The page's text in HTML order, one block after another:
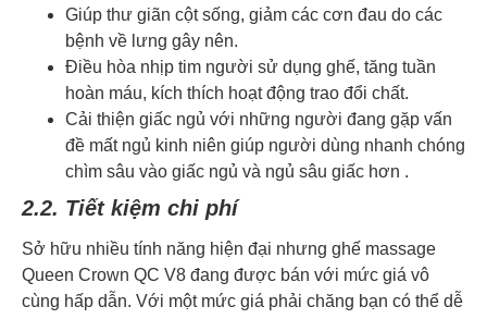
Giúp thư giãn cột sống, giảm các cơn đau do các
bệnh về lưng gây nên.
Điều hòa nhịp tim người sử dụng ghế, tăng tuần
hoàn máu, kích thích hoạt động trao đổi chất.
Cải thiện giấc ngủ với những người đang gặp vấn
đề mất ngủ kinh niên giúp người dùng nhanh chóng
chìm sâu vào giấc ngủ và ngủ sâu giấc hơn .
2.2. Tiết kiệm chi phí
Sở hữu nhiều tính năng hiện đại nhưng ghế massage
Queen Crown QC V8 đang được bán với mức giá vô
cùng hấp dẫn. Với một mức giá phải chăng bạn có thể dễ